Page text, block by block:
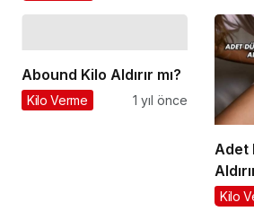
Abound Kilo Aldırır mı?
Kilo Verme 1 yıl önce
Adet
Kilo